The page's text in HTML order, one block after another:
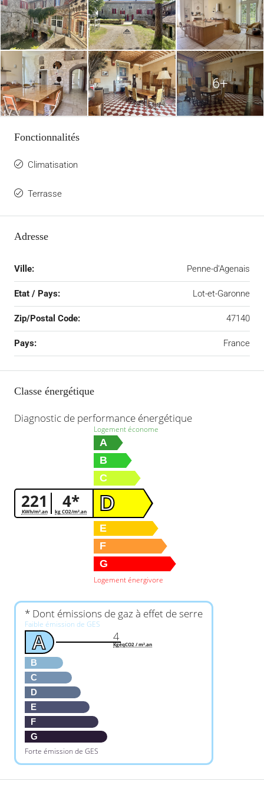
6+
Fonctionnalités
Climatisation
Terrasse
Adresse
Ville: Penne-d'Agenais
Etat / Pays: Lot-et-Garonne
Zip/Postal Code: 47140
Pays: France
Classe énergétique
Diagnostic de performance énergétique
221
KWh/m².an 4*
kg CO2/m².an
Logement économe
A
B
C
D
E
F
G
Logement énergivore
* Dont émissions de gaz à effet de serre
Faible émission de GES
A
B
C
D
E
F
G
Forte émission de GES
4
KgéqCO2 / m².an